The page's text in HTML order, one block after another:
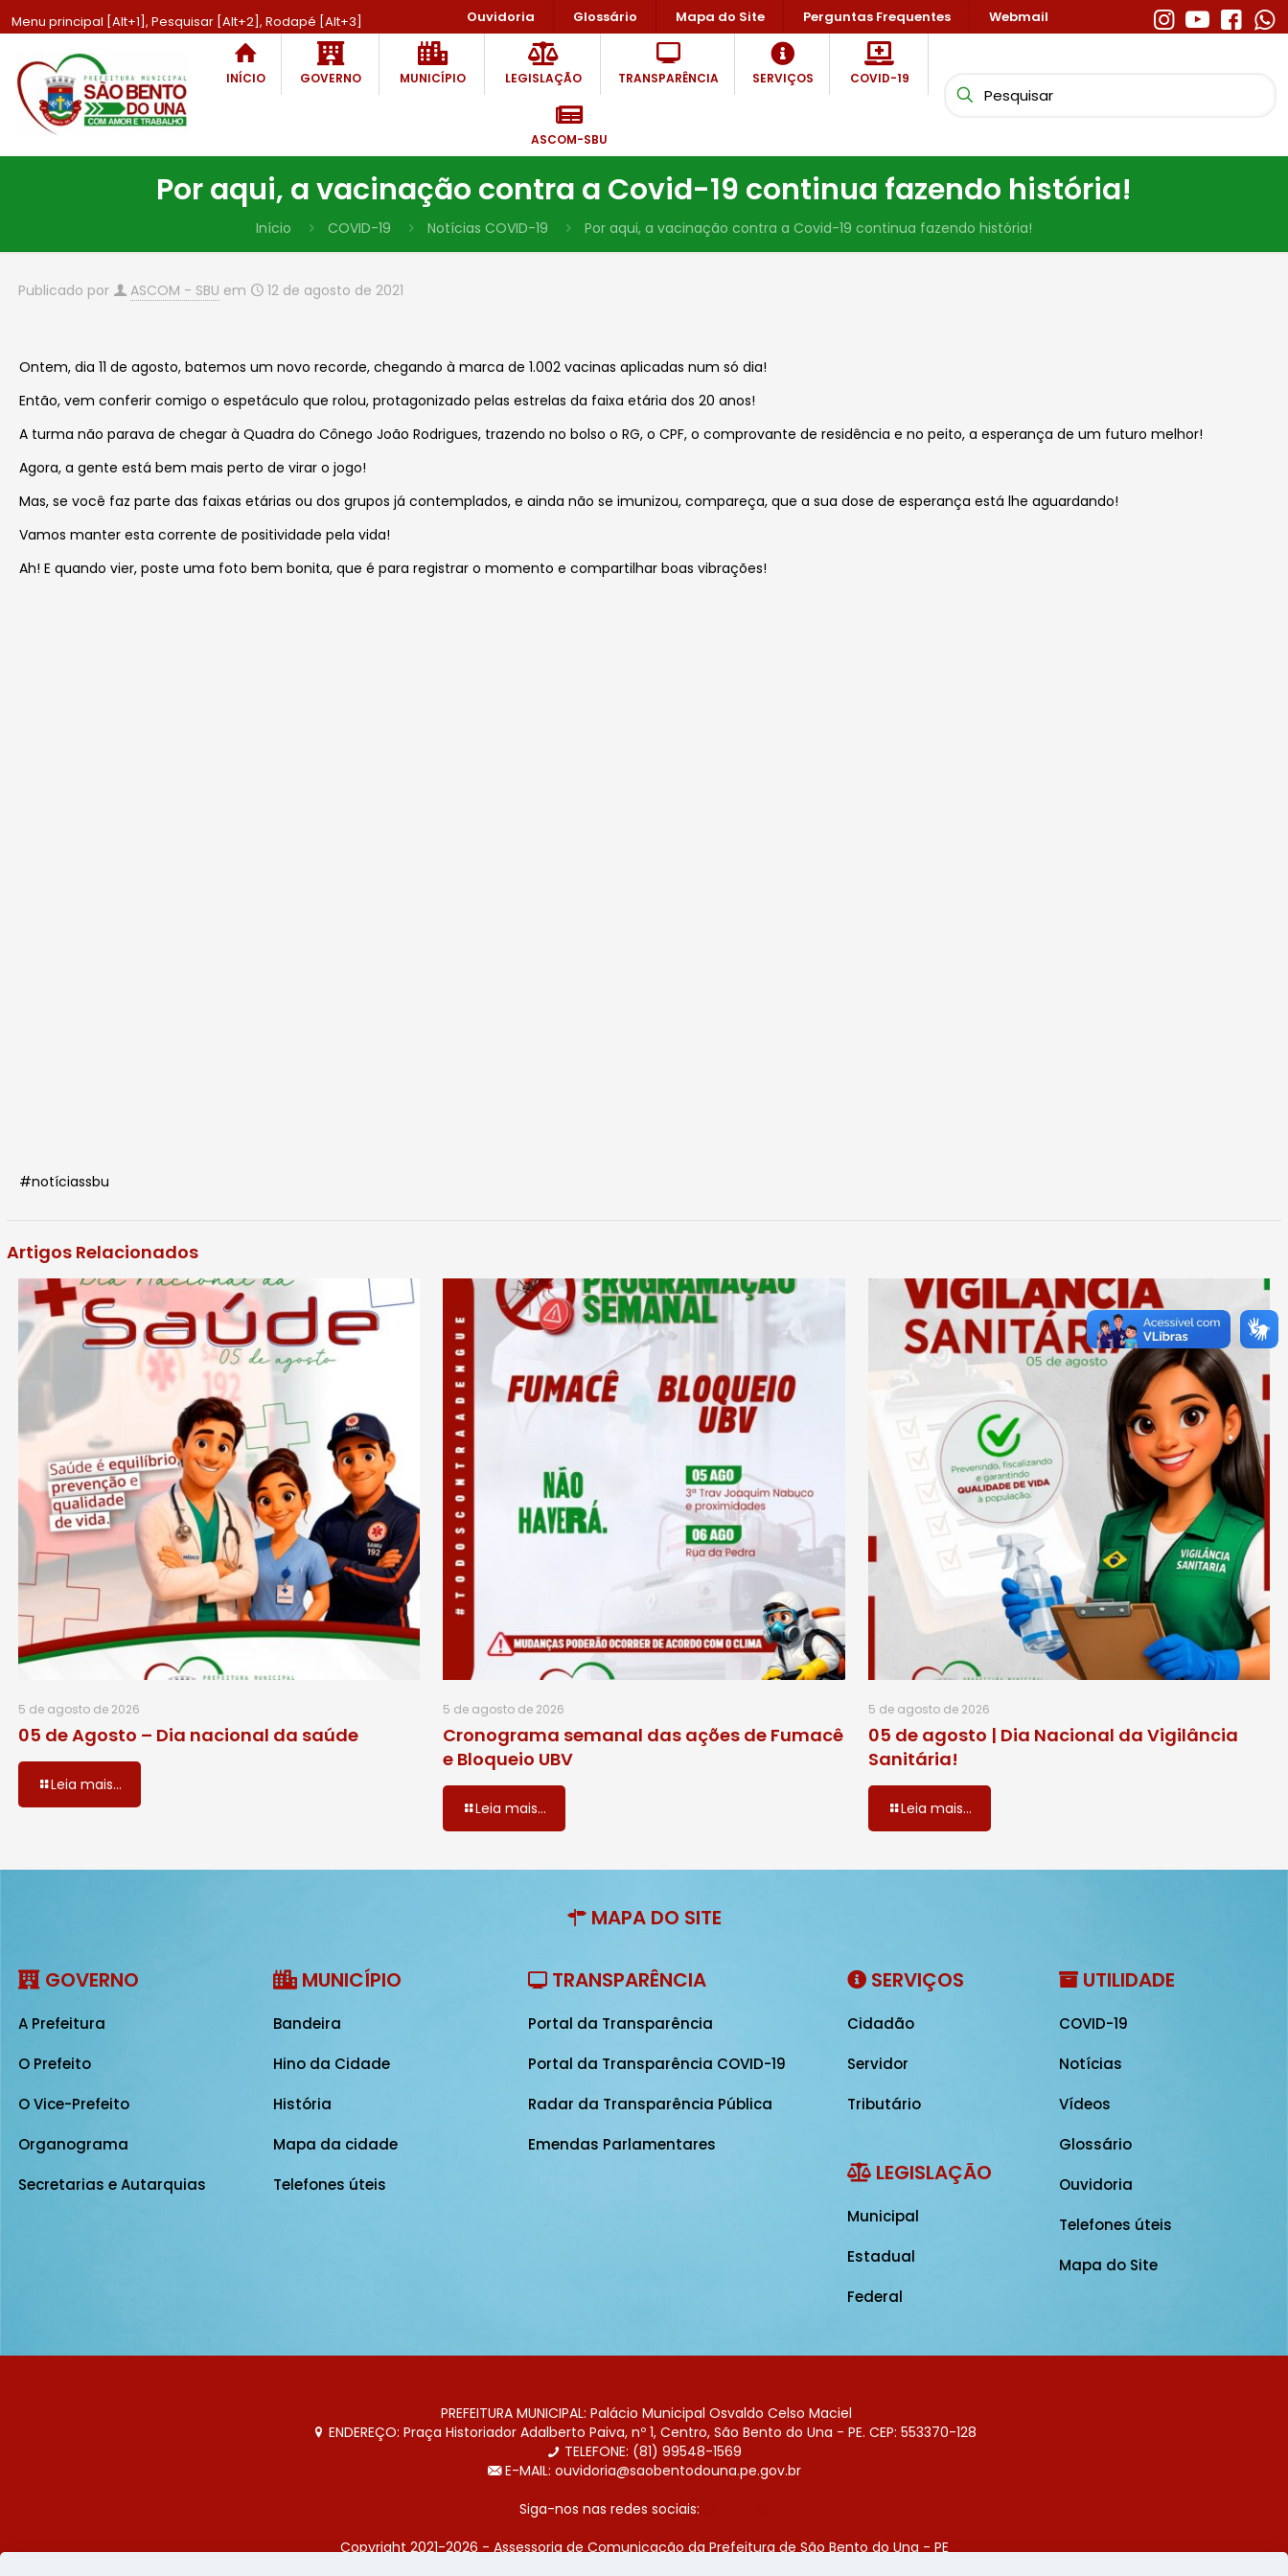
Menu principal [Alt+1], Pesquisar [Alt+2], Rodapé [Alt+3] Ouvidoria Glossário Mapa do Site Perguntas Frequentes Webmail
INÍCIO GOVERNO MUNICÍPIO LEGISLAÇÃO TRANSPARÊNCIA SERVIÇOS COVID-19
ASCOM-SBU
Por aqui, a vacinação contra a Covid-19 continua fazendo história!
Início COVID-19 Notícias COVID-19 Por aqui, a vacinação contra a Covid-19 continua fazendo história!
Publicado por ASCOM - SBU em 12 de agosto de 2021
Ontem, dia 11 de agosto, batemos um novo recorde, chegando à marca de 1.002 vacinas aplicadas num só dia!
Então, vem conferir comigo o espetáculo que rolou, protagonizado pelas estrelas da faixa etária dos 20 anos!
A turma não parava de chegar à Quadra do Cônego João Rodrigues, trazendo no bolso o RG, o CPF, o comprovante de residência e no peito, a esperança de um futuro melhor!
Agora, a gente está bem mais perto de virar o jogo!
Mas, se você faz parte das faixas etárias ou dos grupos já contemplados, e ainda não se imunizou, compareça, que a sua dose de esperança está lhe aguardando!
Vamos manter esta corrente de positividade pela vida!
Ah! E quando vier, poste uma foto bem bonita, que é para registrar o momento e compartilhar boas vibrações!
#notíciassbu
Artigos Relacionados
5 de agosto de 2026
05 de Agosto – Dia nacional da saúde
Leia mais...
5 de agosto de 2026
Cronograma semanal das ações de Fumacê
e Bloqueio UBV
Leia mais...
5 de agosto de 2026
05 de agosto | Dia Nacional da Vigilância
Sanitária!
Leia mais...
MAPA DO SITE
GOVERNO
A Prefeitura
O Prefeito
O Vice-Prefeito
Organograma
Secretarias e Autarquias
MUNICÍPIO
Bandeira
Hino da Cidade
História
Mapa da cidade
Telefones úteis
TRANSPARÊNCIA
Portal da Transparência
Portal da Transparência COVID-19
Radar da Transparência Pública
Emendas Parlamentares
SERVIÇOS
Cidadão
Servidor
Tributário
LEGISLAÇÃO
Municipal
Estadual
Federal
UTILIDADE
COVID-19
Notícias
Vídeos
Glossário
Ouvidoria
Telefones úteis
Mapa do Site
PREFEITURA MUNICIPAL: Palácio Municipal Osvaldo Celso Maciel
ENDEREÇO: Praça Historiador Adalberto Paiva, nº 1, Centro, São Bento do Una - PE. CEP: 553370-128
TELEFONE: (81) 99548-1569
E-MAIL: ouvidoria@saobentodouna.pe.gov.br
Siga-nos nas redes sociais:
Copyright 2021-2026 - Assessoria de Comunicação da Prefeitura de São Bento do Una - PE